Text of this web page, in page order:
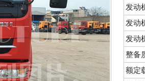
发动
发动
发动
整备
额定